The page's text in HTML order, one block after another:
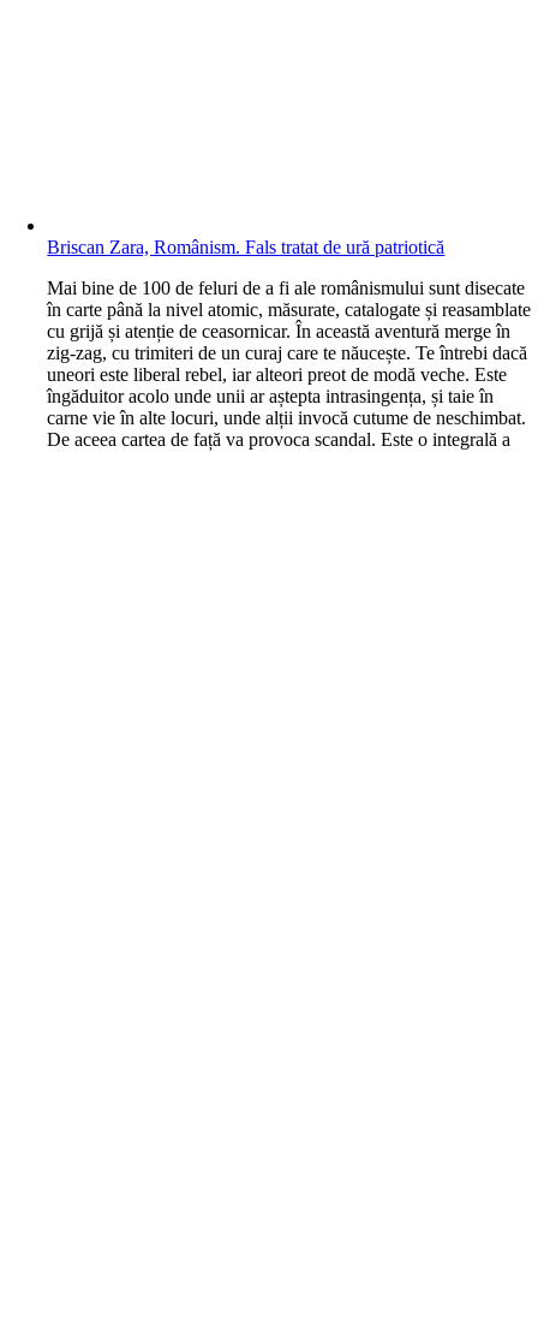
Briscan Zara, Românism. Fals tratat de ură patriotică
Mai bine de 100 de feluri de a fi ale românismului sunt disecate
în carte până la nivel atomic, măsurate, catalogate și reasamblate
cu grijă și atenție de ceasornicar. În această aventură merge în
zig-zag, cu trimiteri de un curaj care te năucește. Te întrebi dacă
uneori este liberal rebel, iar alteori preot de modă veche. Este
îngăduitor acolo unde unii ar aștepta intrasingența, și taie în
carne vie în alte locuri, unde alții invocă cutume de neschimbat.
De aceea cartea de față va provoca scandal. Este o integrală a